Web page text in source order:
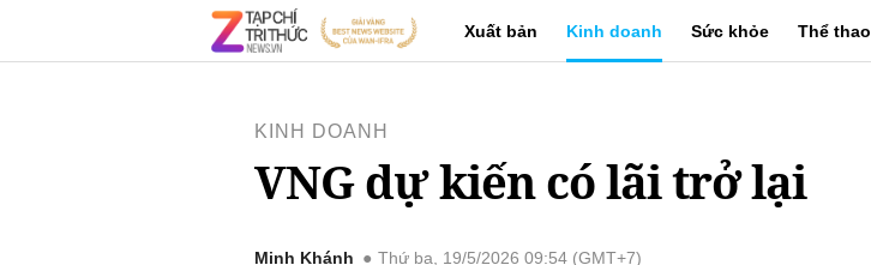
Xuất bản Kinh doanh Sức khỏe Thể thao
KINH DOANH
VNG dự kiến có lãi trở lại
Minh Khánh Thứ ba, 19/5/2026 09:54 (GMT+7)